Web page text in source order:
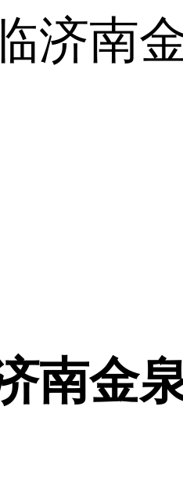
济南
南金